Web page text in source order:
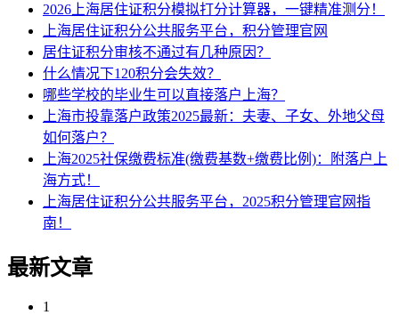
2026上海居住证积分模拟打分计算器，一键精准测分！
上海居住证积分公共服务平台，积分管理官网
居住证积分审核不通过有几种原因？
什么情况下120积分会失效？
哪些学校的毕业生可以直接落户上海？
上海市投靠落户政策2025最新：夫妻、子女、外地父母
如何落户？
上海2025社保缴费标准(缴费基数+缴费比例)：附落户上
海方式！
上海居住证积分公共服务平台，2025积分管理官网指
南！
最新文章
1